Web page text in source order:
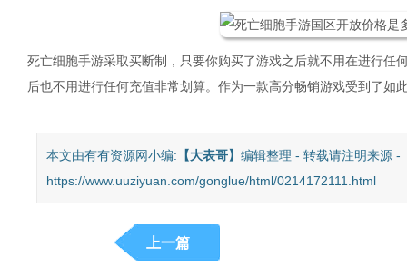
死亡细胞手游采取买断制，只要你购买了游戏之后就不用在进行任
后也不用进行任何充值非常划算。作为一款高分畅销游戏受到了如
本文由有有资源网小编: 【大表哥】 编辑整理 - 转载请注明来源 -
https://www.uuziyuan.com/gonglue/html/0214172111.html
上一篇